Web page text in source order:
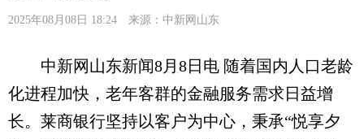
2025年08月08日 18:24 来源：中新网山东
中新网山东新闻8月8日电 随着国内人口老龄
化进程加快，老年客群的金融服务需求日益增
长。莱商银行坚持以客户为中心，秉承“悦享夕